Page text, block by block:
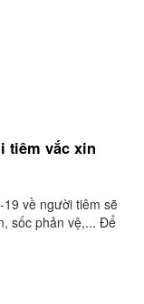
tiêm vắc xin
về người tiêm sẽ
sốc phản vệ,... Để